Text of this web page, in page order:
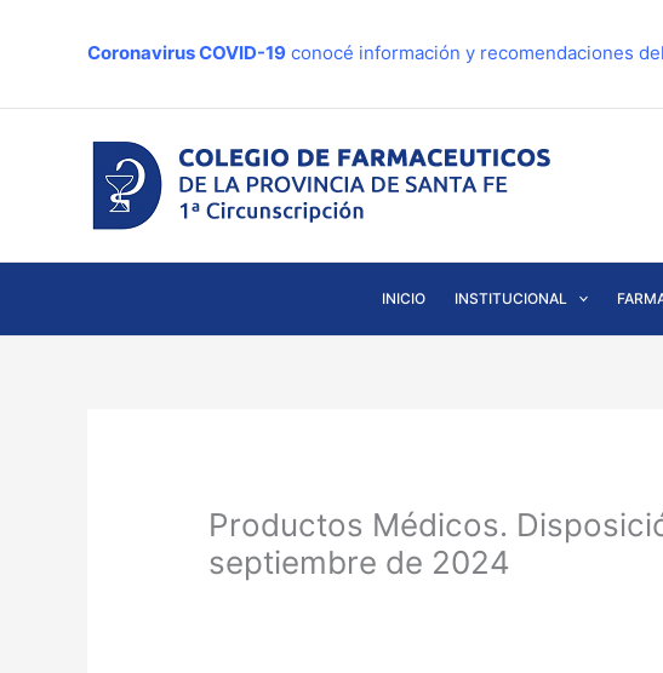
Coronavirus COVID-19 conocé información y recomendaciones
INICIO INSTITUCIONAL
Productos Médicos.
septiembre de 2024